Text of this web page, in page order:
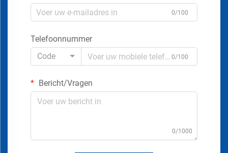
0/100
Telefoonnummer
Code
0/100
Bericht/Vragen
0/1000